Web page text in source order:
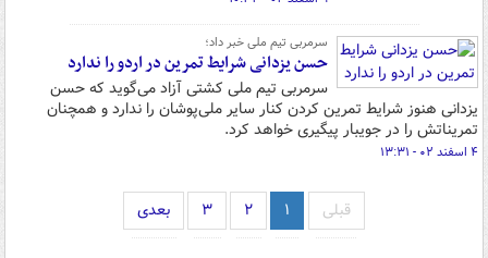
سرمربی تیم ملی خبر داد؛
حسن یزدانی شرایط تمرین در اردو را ندارد
سرمربی تیم ملی کشتی آزاد می‌گوید که حسن
یزدانی هنوز شرایط تمرین کردن کنار سایر ملی‌پوشان را ندارد و همچنان
تمریناتش را در جویبار پیگیری خواهد کرد.
۴ اسفند ۰۲ - ۱۳:۳۱
قبلی ۱ ۲ ۳ بعدی